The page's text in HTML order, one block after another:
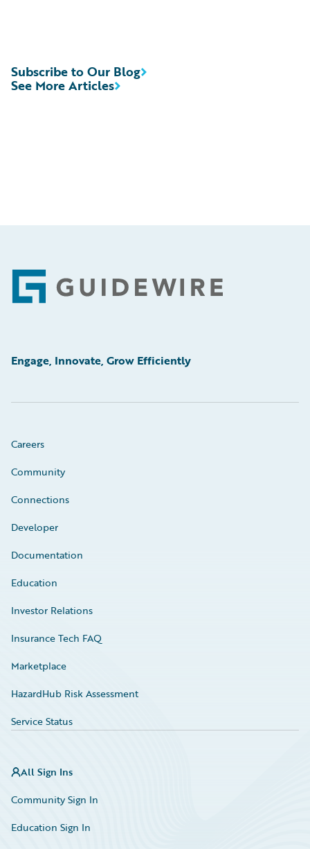
See More Articles
Subscribe to Our Blog
Footer
Engage, Innovate, Grow Efficiently
Careers
Community
Connections
Developer
Documentation
Education
Investor Relations
Insurance Tech FAQ
Marketplace
HazardHub Risk Assessment
Service Status
All Sign Ins
Community Sign In
Education Sign In